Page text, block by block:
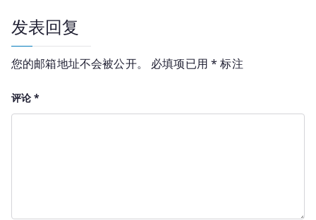
航
发表回复
您的邮箱地址不会被公开。 必填项已用* 标注
评论*